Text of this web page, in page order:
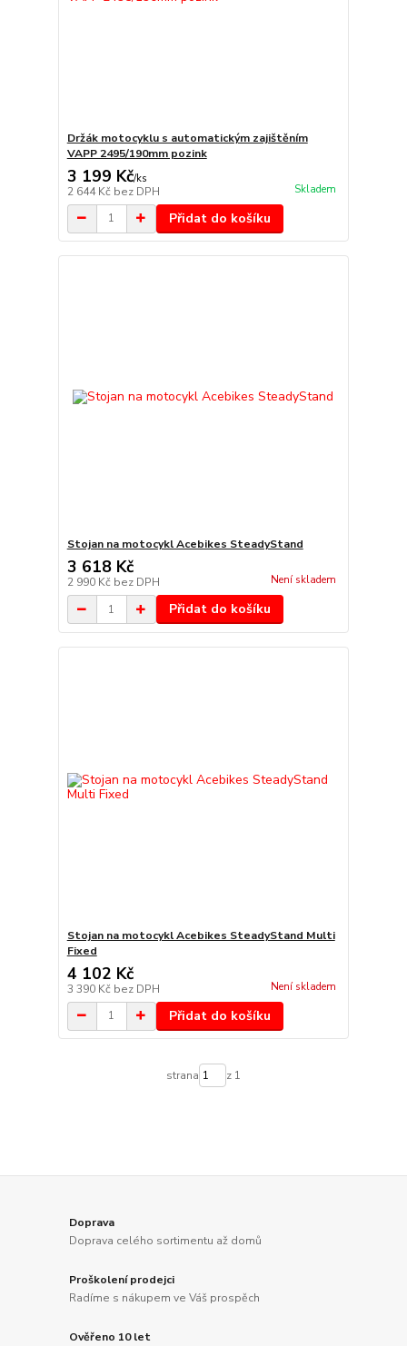
Držák motocyklu s automatickým zajištěním
VAPP 2495/190mm pozink
3 199 Kč/ks
2 644 Kč bez DPH Skladem
Přidat do košíku
Stojan na motocykl Acebikes SteadyStand
3 618 Kč
2 990 Kč bez DPH Není skladem
Přidat do košíku
Stojan na motocykl Acebikes SteadyStand Multi
Fixed
4 102 Kč
3 390 Kč bez DPH Není skladem
Přidat do košíku
strana z 1
Doprava
Doprava celého sortimentu až domů
Proškolení prodejci
Radíme s nákupem ve Váš prospěch
Ověřeno 10 let